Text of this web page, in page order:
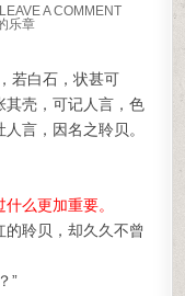
LEAVE A COMMENTON 聆贝
乐章
若白石，状甚可
其壳，可记人言，色
言，因名之聆贝。
么更加重要。
聆贝，却久久不曾
”